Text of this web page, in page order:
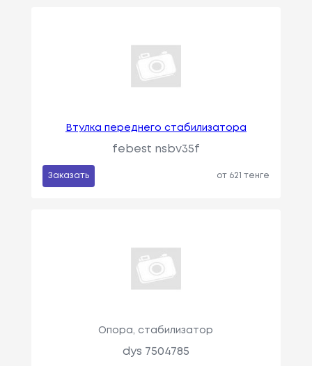
Втулка переднего стабилизатора
febest nsbv35f
Заказать от 621 тенге
Опора, стабилизатор
dys 7504785